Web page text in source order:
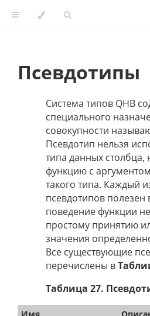
Псевдотипы
Система типов QHB
специального
совокупности
Псевдотип нельзя
типа данных
функцию с
такого типа. Каждый
псевдотипов полезен
поведение функции не
простому принятию
значения
Все существующие
перечислены в
Таблица 27.